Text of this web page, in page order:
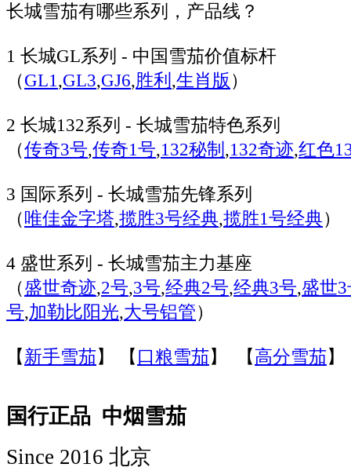
长城雪茄有哪些系列，产品线？
1 长城GL系列 - 中国雪茄价值标杆
（GL1 ,GL3,GJ6,胜利 ,生肖版 ）
2 长城132系列 - 长城雪茄特色系列
（传奇3号,传奇1号,132秘制 ,132奇迹,红色
3 国际系列 - 长城雪茄先锋系列
（ 唯佳金字塔,揽胜3号经典,揽胜1号经典）
4 盛世系列 - 长城雪茄主力基座
（盛世奇迹,2号,3号,经典2号,经典3号,盛世
号,加勒比阳光,大号铝管）
【 新手雪茄 】 【 口粮雪茄 】 【 高分雪茄 】
国行正品 中烟雪茄
Since 2016 北京